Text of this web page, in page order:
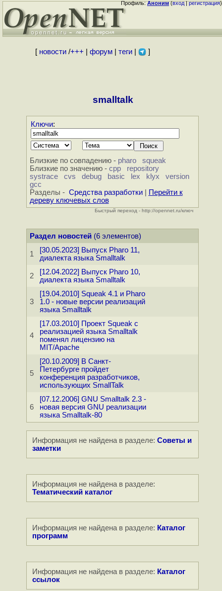
Профиль:Аноним(вход|регистрация)
[ новости/+++ форум| теги| ]
smalltalk
Ключи:
Близкие по совпадению - pharo
squeak
Близкие по значению - cpp
repository
systrace
cvs debug basic lex klyx
version
gcc
Разделы - Средства разработки|
Перейти к
дереву ключевых слов
Быстрый переход - http://opennet.ru/ключ
Раздел новостей(6 элементов)
1
[30.05.2023] Выпуск Pharo 11,
диалекта языка Smalltalk
2
[12.04.2022] Выпуск Pharo 10,
диалекта языка Smalltalk
3
[19.04.2010] Squeak 4.1 и Pharo
1.0 - новые версии реализаций
языка Smalltalk
4
[17.03.2010] Проект Squeak с
реализацией языка Smalltalk
поменял лицензию на
MIT/Apache
5
[20.10.2009] В Санкт-
Петербурге пройдет
конференция разработчиков,
использующих SmallTalk
6
[07.12.2006] GNU Smalltalk 2.3 -
новая версия GNU реализации
языка Smalltalk-80
Информация не найдена в разделе: Советы и
заметки
Информация не найдена в разделе:
Тематический каталог
Информация не найдена в разделе: Каталог
программ
Информация не найдена в разделе: Каталог
ссылок